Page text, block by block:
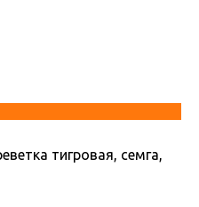
тигровая, семга,